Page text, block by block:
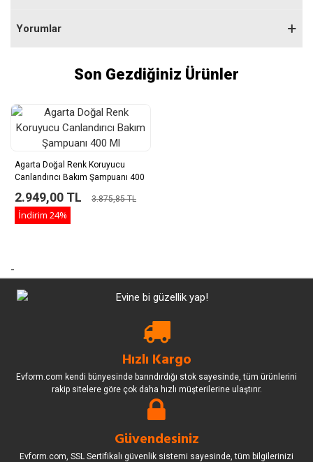
Yorumlar
Son Gezdiğiniz Ürünler
Agarta Doğal Renk Koruyucu
Canlandırıcı Bakım Şampuanı 400
2.949,00 TL 3.875,85 TL
İndirim 24%
-
Hızlı Kargo
Evform.com kendi bünyesinde barındırdığı stok sayesinde, tüm ürünlerini
rakip sitelere göre çok daha hızlı müşterilerine ulaştırır.
Güvendesiniz
Evform.com, SSL Sertifikalı güvenlik sistemi sayesinde, tüm bilgilerinizi